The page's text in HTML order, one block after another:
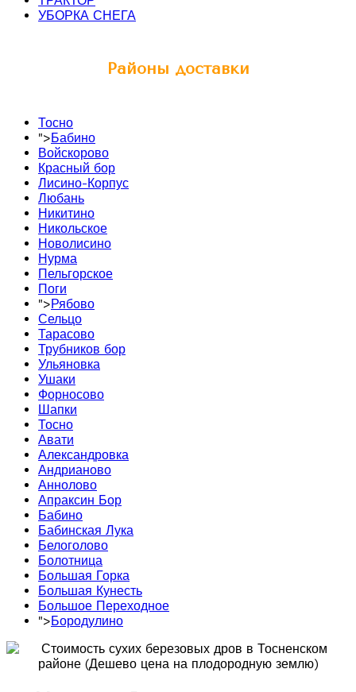
УБОРКА СНЕГА
Районы доставки
Тосно
">Бабино
Войскорово
Красный бор
Лисино-Корпус
Любань
Никитино
Никольское
Новолисино
Нурма
Пельгорское
Поги
">Рябово
Сельцо
Тарасово
Трубников бор
Ульяновка
Ушаки
Форносово
Шапки
Тосно
Авати
Александровка
Андрианово
Аннолово
Апраксин Бор
Бабино
Бабинская Лука
Белоголово
Болотница
Большая Горка
Большая Кунесть
Большое Переходное
">Бородулино